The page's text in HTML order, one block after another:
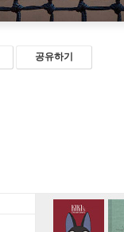
공유하기